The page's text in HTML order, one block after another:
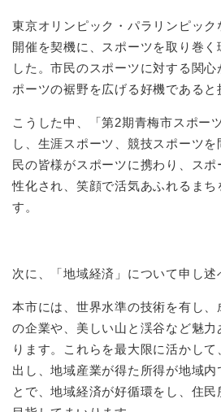
東京オリンピック・パラリンピッ
開催を契機に、スポーツを取り巻く
した。市民のスポーツに対する関
ポーツの裾野を広げる好機であると
こうした中、「第2期青梅市スポー
し、生涯スポーツ、競技スポーツ
民の皆様がスポーツに携わり、ス
性化され、笑顔で活気あふれるまち
す。
次に、「地域経済」について申し述
本市には、世界水準の技術を有し、
の企業や、美しい山と渓谷など魅
ります。これらを最大限に活かし
出し、地域産業が得た所得が地域内
とで、地域経済が好循環をし、住